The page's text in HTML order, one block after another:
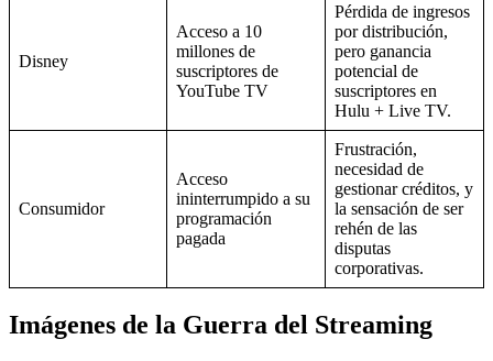
Disney
Acceso a 10
millones de
suscriptores de
YouTube TV
Pérdida de ingresos
por distribución,
pero ganancia
potencial de
suscriptores en
Hulu + Live TV.
Consumidor
Acceso
ininterrumpido a su
programación
pagada
Frustración,
necesidad de
gestionar créditos, y
la sensación de ser
rehén de las
disputas
corporativas.
Imágenes de la Guerra del Streaming